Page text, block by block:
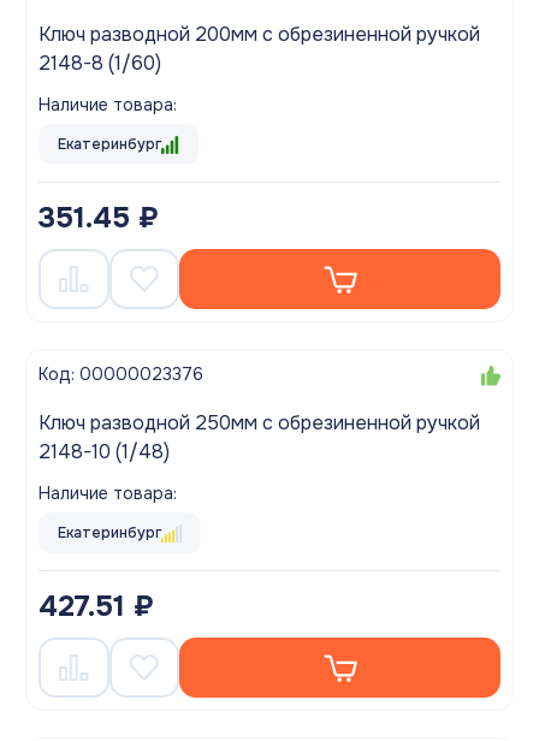
Ключ разводной 200мм с обрезиненной ручкой
2148-8 (1/60)
Наличие товара:
Екатеринбург
351.45 ₽
Код: 00000023376
Ключ разводной 250мм с обрезиненной ручкой
2148-10 (1/48)
Наличие товара:
Екатеринбург
427.51 ₽